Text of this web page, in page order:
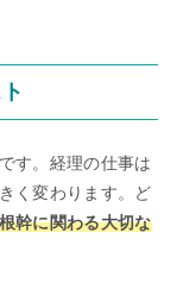
す。経理の仕事は
く変わります。ど
幹に関わる大切な